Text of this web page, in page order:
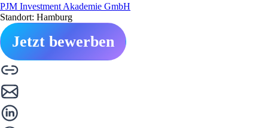
PJM Investment Akademie GmbH
Standort: Hamburg
Jetzt bewerben